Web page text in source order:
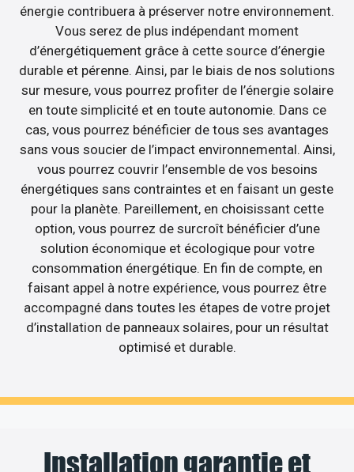
énergie contribuera à préserver notre environnement.
Vous serez de plus indépendant moment
d’énergétiquement grâce à cette source d’énergie
durable et pérenne. Ainsi, par le biais de nos solutions
sur mesure, vous pourrez profiter de l’énergie solaire
en toute simplicité et en toute autonomie. Dans ce
cas, vous pourrez bénéficier de tous ses avantages
sans vous soucier de l’impact environnemental. Ainsi,
vous pourrez couvrir l’ensemble de vos besoins
énergétiques sans contraintes et en faisant un geste
pour la planète. Pareillement, en choisissant cette
option, vous pourrez de surcroît bénéficier d’une
solution économique et écologique pour votre
consommation énergétique. En fin de compte, en
faisant appel à notre expérience, vous pourrez être
accompagné dans toutes les étapes de votre projet
d’installation de panneaux solaires, pour un résultat
optimisé et durable.
Installation garantie et